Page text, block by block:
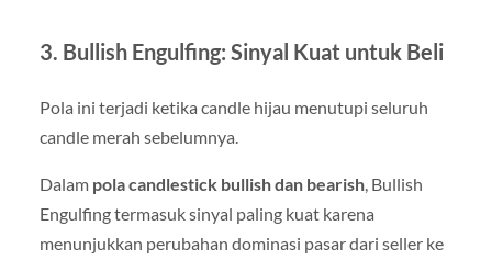
3. Bullish Engulfing: Sinyal Kuat untuk Beli
Pola ini terjadi ketika candle hijau menutupi seluruh
candle merah sebelumnya.
Dalam pola candlestick bullish dan bearish, Bullish
Engulfing termasuk sinyal paling kuat karena
menunjukkan perubahan dominasi pasar dari seller ke